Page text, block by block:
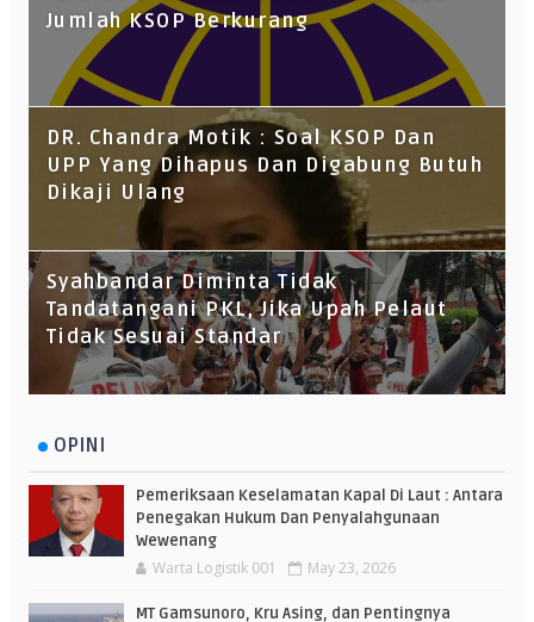
Jumlah KSOP Berkurang
DR. Chandra Motik : Soal KSOP Dan
UPP Yang Dihapus Dan Digabung Butuh
Dikaji Ulang
Syahbandar Diminta Tidak
Tandatangani PKL, Jika Upah Pelaut
Tidak Sesuai Standar
OPINI
Pemeriksaan Keselamatan Kapal Di Laut : Antara
Penegakan Hukum Dan Penyalahgunaan
Wewenang
Warta Logistik 001 May 23, 2026
MT Gamsunoro, Kru Asing, dan Pentingnya